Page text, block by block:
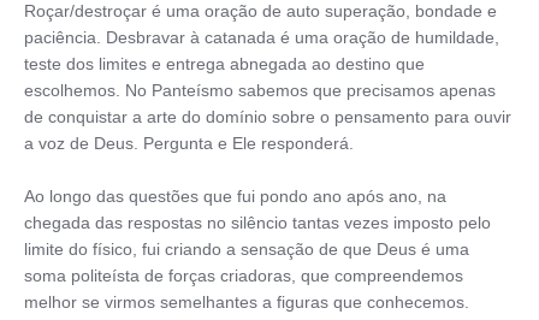
Roçar/destroçar é uma oração de auto superação, bondade e
paciência. Desbravar à catanada é uma oração de humildade,
teste dos limites e entrega abnegada ao destino que
escolhemos. No Panteísmo sabemos que precisamos apenas
de conquistar a arte do domínio sobre o pensamento para ouvir
a voz de Deus. Pergunta e Ele responderá.
Ao longo das questões que fui pondo ano após ano, na
chegada das respostas no silêncio tantas vezes imposto pelo
limite do físico, fui criando a sensação de que Deus é uma
soma politeísta de forças criadoras, que compreendemos
melhor se virmos semelhantes a figuras que conhecemos.